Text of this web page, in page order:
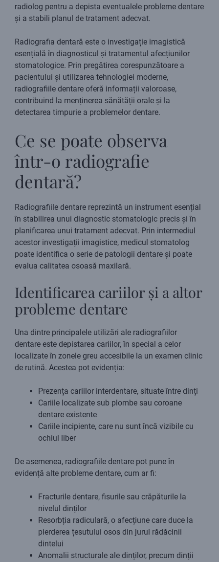
radiolog pentru a depista eventualele probleme dentare
și a stabili planul de tratament adecvat.
Radiografia dentară este o investigație imagistică
esențială în diagnosticul și tratamentul afecțiunilor
stomatologice. Prin pregătirea corespunzătoare a
pacientului și utilizarea tehnologiei moderne,
radiografiile dentare oferă informații valoroase,
contribuind la menținerea sănătății orale și la
detectarea timpurie a problemelor dentare.
Ce se poate observa
într-o radiografie
dentară?
Radiografiile dentare reprezintă un instrument esențial
în stabilirea unui diagnostic stomatologic precis și în
planificarea unui tratament adecvat. Prin intermediul
acestor investigații imagistice, medicul stomatolog
poate identifica o serie de patologii dentare și poate
evalua calitatea osoasă maxilară.
Identificarea cariilor și a altor
probleme dentare
Una dintre principalele utilizări ale radiografiilor
dentare este depistarea cariilor, în special a celor
localizate în zonele greu accesibile la un examen clinic
de rutină. Acestea pot evidenția:
Prezența cariilor interdentare, situate între dinți
Cariile localizate sub plombe sau coroane
dentare existente
Cariile incipiente, care nu sunt încă vizibile cu
ochiul liber
De asemenea, radiografiile dentare pot pune în
evidență alte probleme dentare, cum ar fi:
Fracturile dentare, fisurile sau crăpăturile la
nivelul dinților
Resorbția radiculară, o afecțiune care duce la
pierderea țesutului osos din jurul rădăcinii
dintelui
Anomalii structurale ale dinților, precum dinții